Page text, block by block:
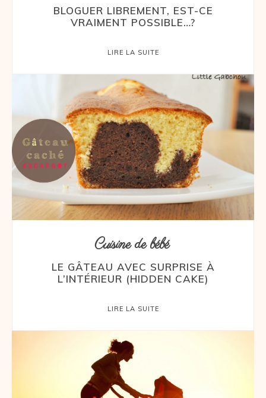
BLOGUER LIBREMENT, EST-CE
VRAIMENT POSSIBLE…?
LIRE LA SUITE
Cuisine de bébé
LE GÂTEAU AVEC SURPRISE À
L’INTÉRIEUR (HIDDEN CAKE)
LIRE LA SUITE